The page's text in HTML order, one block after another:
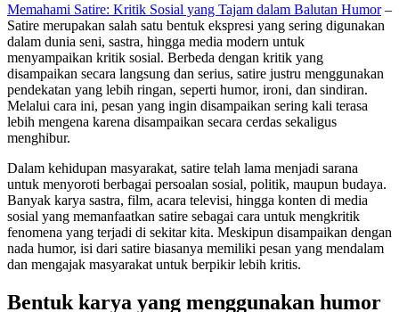
Memahami Satire: Kritik Sosial yang Tajam dalam Balutan Humor–
Satire merupakan salah satu bentuk ekspresi yang sering digunakan
dalam dunia seni, sastra, hingga media modern untuk
menyampaikan kritik sosial. Berbeda dengan kritik yang
disampaikan secara langsung dan serius, satire justru menggunakan
pendekatan yang lebih ringan, seperti humor, ironi, dan sindiran.
Melalui cara ini, pesan yang ingin disampaikan sering kali terasa
lebih mengena karena disampaikan secara cerdas sekaligus
menghibur.
Dalam kehidupan masyarakat, satire telah lama menjadi sarana
untuk menyoroti berbagai persoalan sosial, politik, maupun budaya.
Banyak karya sastra, film, acara televisi, hingga konten di media
sosial yang memanfaatkan satire sebagai cara untuk mengkritik
fenomena yang terjadi di sekitar kita. Meskipun disampaikan dengan
nada humor, isi dari satire biasanya memiliki pesan yang mendalam
dan mengajak masyarakat untuk berpikir lebih kritis.
Bentuk karya yang menggunakan humor